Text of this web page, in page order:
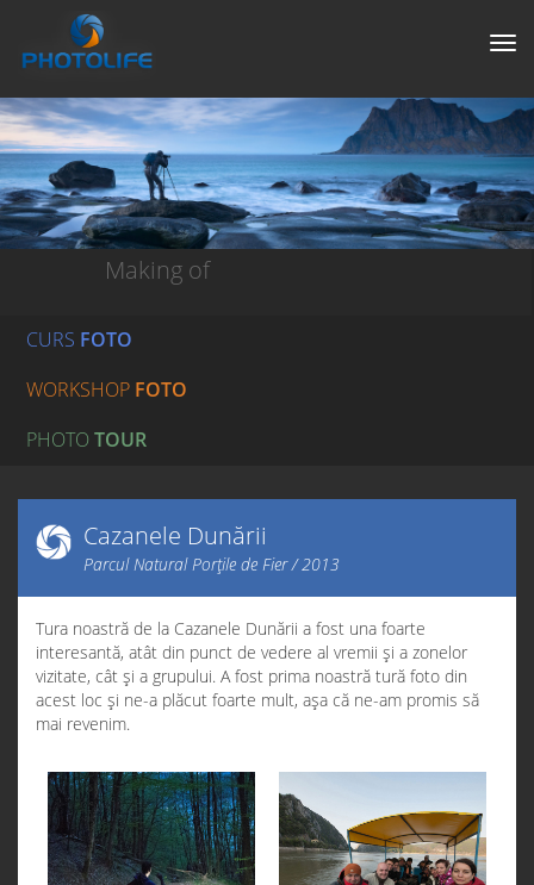
Making of
CURS FOTO
WORKSHOP FOTO
PHOTO TOUR
Cazanele Dunării
Parcul Natural Porțile de Fier / 2013
Tura noastră de la Cazanele Dunării a fost una foarte
interesantă, atât din punct de vedere al vremii și a zonelor
vizitate, cât și a grupului. A fost prima noastră tură foto din
acest loc și ne-a plăcut foarte mult, așa că ne-am promis să
mai revenim.